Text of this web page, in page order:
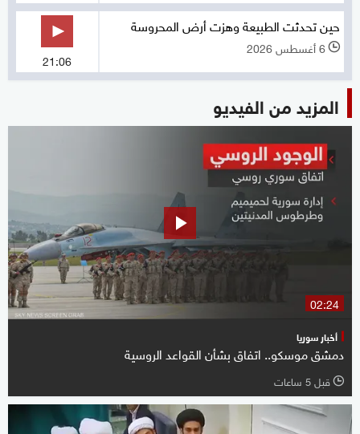
حين تحدثت الطبيعة وهزت أرض المحروسة
l 6 أغسطس 2026
21:06
المزيد من الفيديو
02:24
أخبار سوريا
دمشق موسكو.. اتفاق بشأن القواعد الروسية
l قبل 5 ساعات